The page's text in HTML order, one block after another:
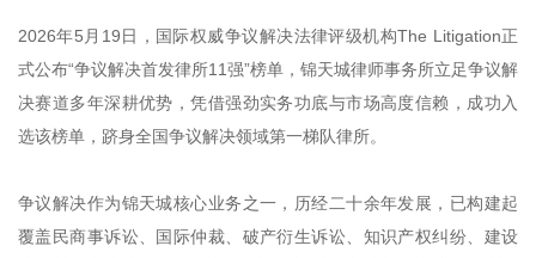
2026年5月19日，国际权威争议解决法律评级机构The Litigation正
式公布“争议解决首发律所11强”榜单，锦天城律师事务所立足争议解
决赛道多年深耕优势，凭借强劲实务功底与市场高度信赖，成功入
选该榜单，跻身全国争议解决领域第一梯队律所。
争议解决作为锦天城核心业务之一，历经二十余年发展，已构建起
覆盖民商事诉讼、国际仲裁、 破产衍生诉讼 、知识产权纠纷、建设